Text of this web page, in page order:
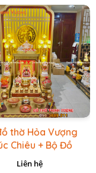
thờ Hỏa Vượng
Chiêu + Bộ Đồ
Đá Đỏ Bọc Đồng
Liên hệ